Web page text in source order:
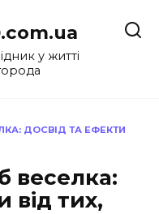
у житті
ДОСВІД ТА ЕФЕКТИ
веселка:
від тих,